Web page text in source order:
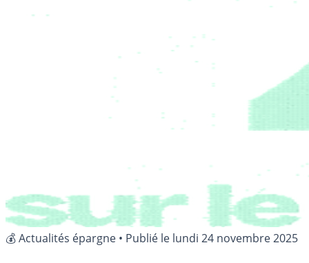
💰 Actualités épargne • Publié le lundi 24 novembre 2025